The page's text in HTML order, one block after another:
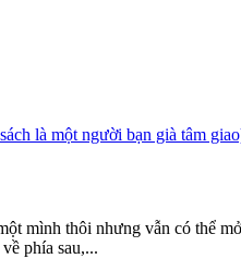
là một người bạn già tâm
mình thôi nhưng vẫn có thể
phía sau,...